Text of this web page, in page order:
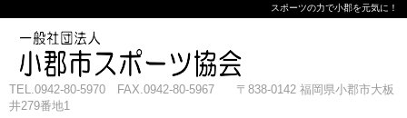
スポーツの力で小郡を元気に！
TEL.0942-80-5970 FAX.0942-80-5967 〒838-0142 福岡県小郡市大板
井279番地1